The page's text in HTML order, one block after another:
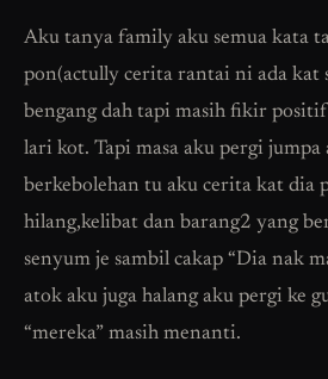
Aku tanya family aku semua kata
pon(actully cerita rantai ni ada kat
bengang dah tapi masih fikir
lari kot. Tapi masa aku pergi jumpa
berkebolehan tu aku cerita kat dia
hilang,kelibat dan barang2 yang
senyum je sambil cakap “Dia nak
atok aku juga halang aku pergi ke
“mereka” masih menanti.